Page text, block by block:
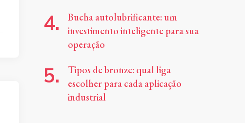
Bucha autolubrificante: um
investimento inteligente para sua
operação
Tipos de bronze: qual liga
escolher para cada aplicação
industrial